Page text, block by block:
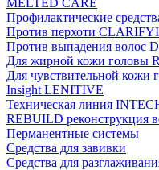
MELTED CARE
Профилактические
Против перхоти
Против выпадения волос
Для жирной кожи головы
Для чувствительной кожи
Insight LENITIVE
Техническая линия
REBUILD реконструкция
Перманентные системы
Средства для завивки
Средства для